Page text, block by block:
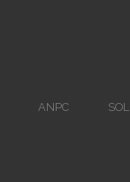
ANPC SOL